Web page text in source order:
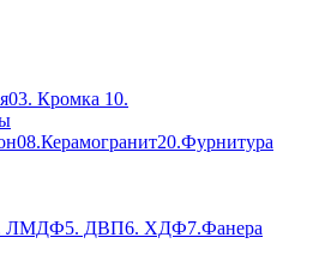
03. Кромка 10.
08.Керамогранит20.Фурнитура
ЛМДФ5. ДВП6. ХДФ7.Фанера